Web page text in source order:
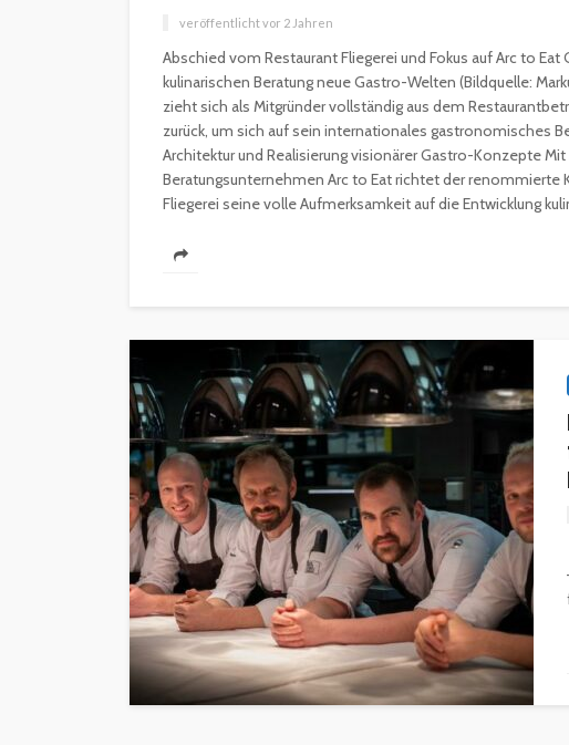
veröffentlicht vor 2 Jahren
Abschied vom Restaurant Fliegerei und Fokus auf Arc to
kulinarischen Beratung neue Gastro-Welten (Bildquelle:
zieht sich als Mitgründer vollständig aus dem
zurück, um sich auf sein internationales gastronomisches
Architektur und Realisierung visionärer Gastro-Konzepte
Beratungsunternehmen Arc to Eat richtet der renommierte
Fliegerei seine volle Aufmerksamkeit auf die Entwicklung